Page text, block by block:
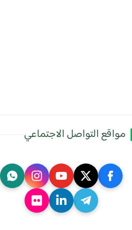
مواقع التواصل الاجتماعي